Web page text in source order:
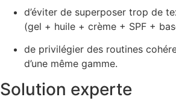
d’éviter de superposer trop de
(gel + huile + crème + SPF +
de privilégier des routines
d’une même gamme.
Solution experte